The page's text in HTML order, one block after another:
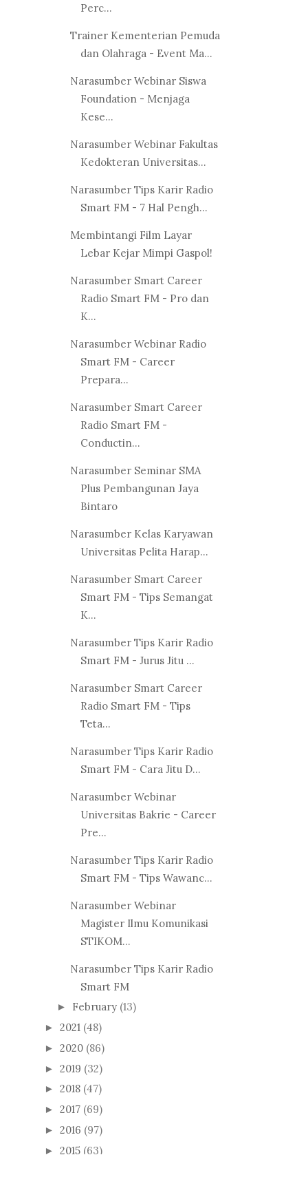
Perc...
Trainer Kementerian Pemuda
dan Olahraga - Event Ma...
Narasumber Webinar Siswa
Foundation - Menjaga
Kese...
Narasumber Webinar Fakultas
Kedokteran Universitas...
Narasumber Tips Karir Radio
Smart FM - 7 Hal Pengh...
Membintangi Film Layar
Lebar Kejar Mimpi Gaspol!
Narasumber Smart Career
Radio Smart FM - Pro dan
K...
Narasumber Webinar Radio
Smart FM - Career
Prepara...
Narasumber Smart Career
Radio Smart FM -
Conductin...
Narasumber Seminar SMA
Plus Pembangunan Jaya
Bintaro
Narasumber Kelas Karyawan
Universitas Pelita Harap...
Narasumber Smart Career
Smart FM - Tips Semangat
K...
Narasumber Tips Karir Radio
Smart FM - Jurus Jitu ...
Narasumber Smart Career
Radio Smart FM - Tips
Teta...
Narasumber Tips Karir Radio
Smart FM - Cara Jitu D...
Narasumber Webinar
Universitas Bakrie - Career
Pre...
Narasumber Tips Karir Radio
Smart FM - Tips Wawanc...
Narasumber Webinar
Magister Ilmu Komunikasi
STIKOM...
Narasumber Tips Karir Radio
Smart FM
► February (13)
► 2021 (48)
► 2020 (86)
► 2019 (32)
► 2018 (47)
► 2017 (69)
► 2016 (97)
► 2015 (63)